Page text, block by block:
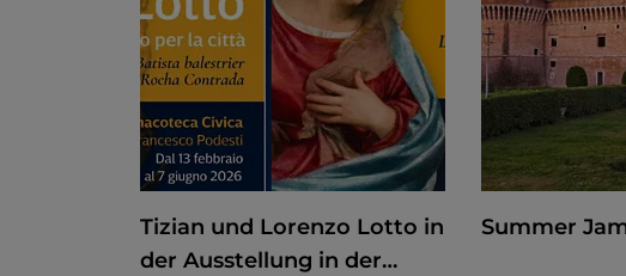
Tizian und Lorenzo Lotto in
der Ausstellung in der
Summer